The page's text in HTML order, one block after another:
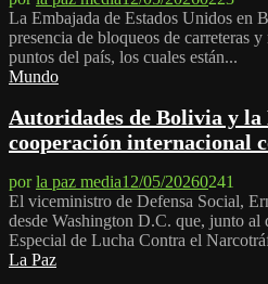
La Embajada de Estados Unidos en
presencia de bloqueos de carreteras
puntos del país, los cuales están...
Mundo
Autoridades de Bolivia y la
cooperación internacional
porla paz media12/05/20260241
El viceministro de Defensa Social,
desde Washington D.C. que, junto al
Especial de Lucha Contra el
La Paz